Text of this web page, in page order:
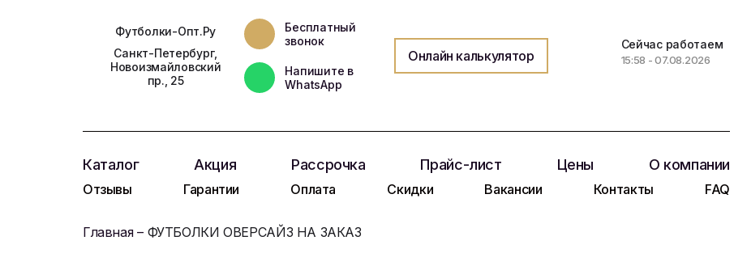
Футболки-Опт.Ру
Санкт-Петербург,
Новоизмайловский
пр., 25
Бесплатный
звонок
Напишите в
WhatsApp
Онлайн калькулятор
Сейчас работаем
15:58 - 07.08.2026
Каталог Акция Рассрочка Прайс-лист Цены О компании
Отзывы Гарантии Оплата Скидки Вакансии Контакты FAQ
Главная ФУТБОЛКИ ОВЕРСАЙЗ НА ЗАКАЗ